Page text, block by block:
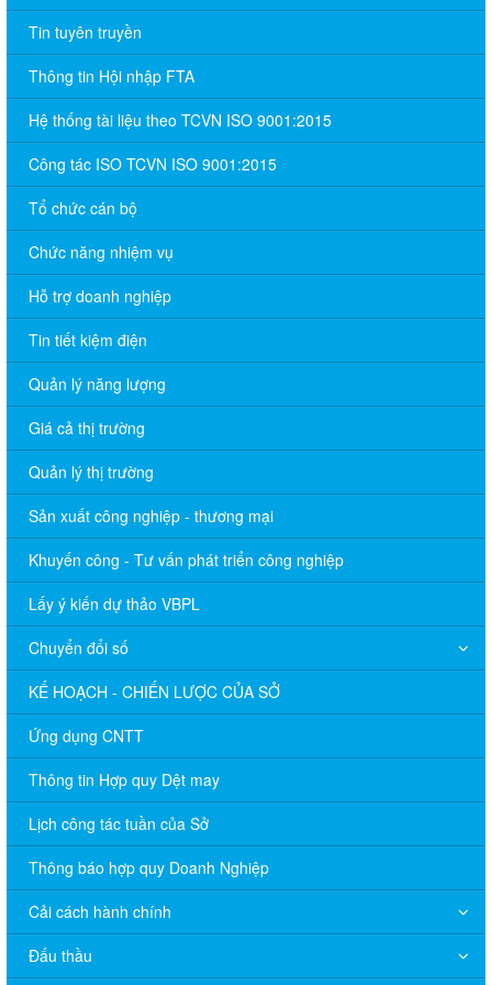
Tin tuyên truyền
Thông tin Hội nhập FTA
Hệ thống tài liệu theo TCVN ISO 9001:2015
Công tác ISO TCVN ISO 9001:2015
Tổ chức cán bộ
Chức năng nhiệm vụ
Hỗ trợ doanh nghiệp
Tin tiết kiệm điện
Quản lý năng lượng
Giá cả thị trường
Quản lý thị trường
Sản xuất công nghiệp - thương mại
Khuyến công - Tư vấn phát triển công nghiệp
Lấy ý kiến dự thảo VBPL
Chuyển đổi số
KẾ HOẠCH - CHIẾN LƯỢC CỦA SỞ
Ứng dụng CNTT
Thông tin Hợp quy Dệt may
Lịch công tác tuần của Sở
Thông báo hợp quy Doanh Nghiệp
Cải cách hành chính
Đấu thầu